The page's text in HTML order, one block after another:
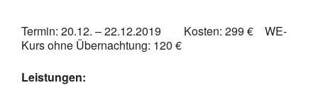
Termin: 20.12. – 22.12.2019 Kosten: 299 € WE-
Kurs ohne Übernachtung: 120 €
Leistungen: